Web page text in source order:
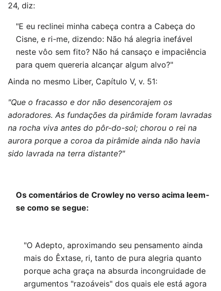
24, diz:
"E eu reclinei minha cabeça contra a Cabeça do
Cisne, e ri-me, dizendo: Não há alegria inefável
neste vôo sem fito? Não há cansaço e impaciência
para quem quereria alcançar algum alvo?"
Ainda no mesmo Liber, Capítulo V, v. 51:
"Que o fracasso e dor não desencorajem os
adoradores. As fundações da pirâmide foram lavradas
na rocha viva antes do pôr-do-sol; chorou o rei na
aurora porque a coroa da pirâmide ainda não havia
sido lavrada na terra distante?"
Os comentários de Crowley no verso acima leem-
se como se segue:
"O Adepto, aproximando seu pensamento ainda
mais do Êxtase, ri, tanto de pura alegria quanto
porque acha graça na absurda incongruidade de
argumentos "razoáveis" dos quais ele está agora